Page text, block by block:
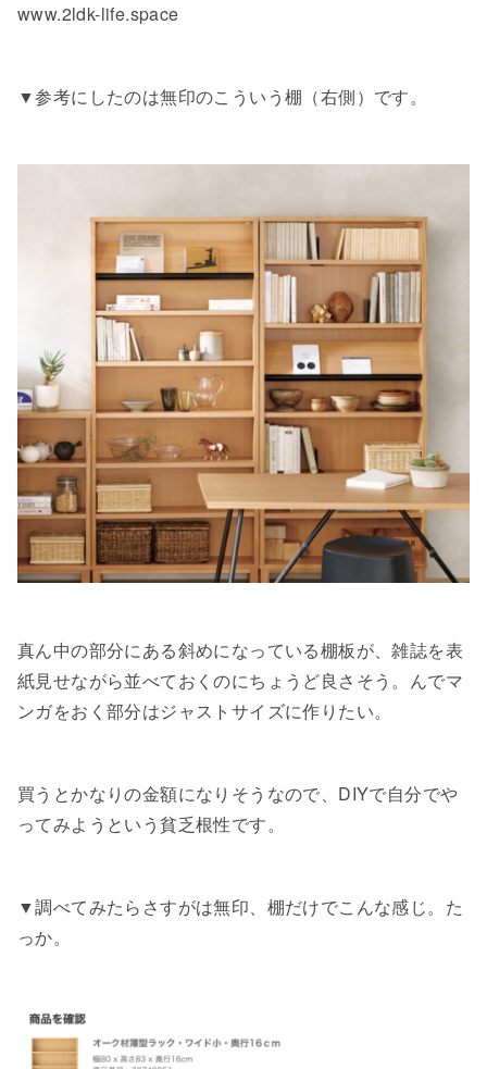
www.2ldk-life.space
▼参考にしたのは無印のこういう棚（右側）です。
真ん中の部分にある斜めになっている棚板が、雑誌を表
紙見せながら並べておくのにちょうど良さそう。んでマ
ンガをおく部分はジャストサイズに作りたい。
買うとかなりの金額になりそうなので、DIYで自分でや
ってみようという貧乏根性です。
▼調べてみたらさすがは無印、棚だけでこんな感じ。た
っか。